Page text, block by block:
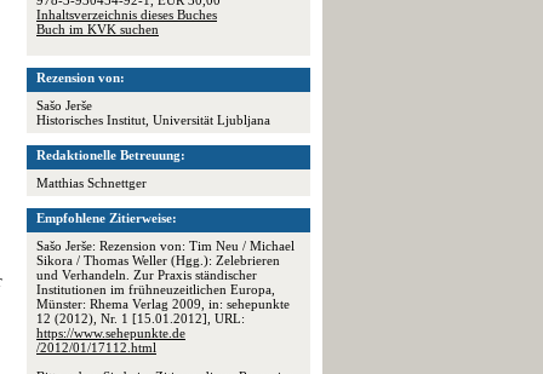
Inhaltsverzeichnis dieses Buches
Buch im KVK suchen
Rezension von:
Sašo Jerše
Historisches Institut, Universität Ljubljana
Redaktionelle Betreuung:
Matthias Schnettger
Empfohlene Zitierweise:
Sašo Jerše: Rezension von: Tim Neu / Michael
Sikora / Thomas Weller (Hgg.): Zelebrieren
und Verhandeln. Zur Praxis ständischer
Institutionen im frühneuzeitlichen Europa,
Münster: Rhema Verlag 2009, in: sehepunkte
12 (2012), Nr. 1 [15.01.2012], URL:
https://www.sehepunkte.de
/2012/01/17112.html